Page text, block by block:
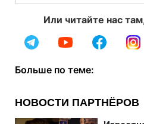
Или читайте нас
Больше по теме: